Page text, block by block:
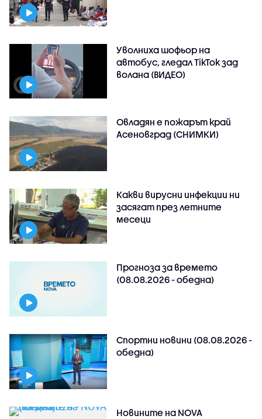
Уволниха шофьор на
автобус, гледал TikTok зад
волана (ВИДЕО)
Овладян е пожарът край
Асеновград (СНИМКИ)
Какви вирусни инфекции ни
засягат през летните
месеци
Прогноза за времето
(08.08.2026 - обедна)
Спортни новини (08.08.2026 -
обедна)
Новините на NOVA